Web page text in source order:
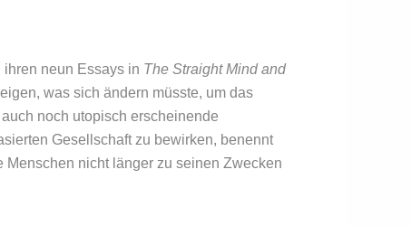
neun Essays in The Straight Mind and
was sich ändern müsste, um das
noch utopisch erscheinende
Gesellschaft zu bewirken, benennt
nicht länger zu seinen Zwecken